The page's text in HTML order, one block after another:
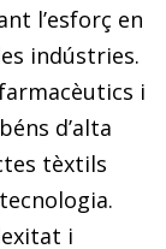
l’esforç en
indústries.
i
d’alta
tèxtils
i